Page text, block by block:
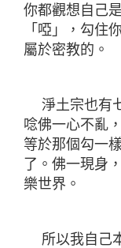
你都觀想自己
「啞」，勾住
屬於密教的。
淨土宗也有
唸佛一心不亂
等於那個勾一
了。佛一現身
樂世界。
所以我自己